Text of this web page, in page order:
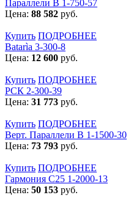
Параллели В 1-750-57
Цена: 88 582 руб.
Купить ПОДРОБНЕЕ
Batarìa 3-300-8
Цена: 12 600 руб.
Купить ПОДРОБНЕЕ
РСК 2-300-39
Цена: 31 773 руб.
Купить ПОДРОБНЕЕ
Верт. Параллели В 1-1500-30
Цена: 73 793 руб.
Купить ПОДРОБНЕЕ
Гармония С25 1-2000-13
Цена: 50 153 руб.